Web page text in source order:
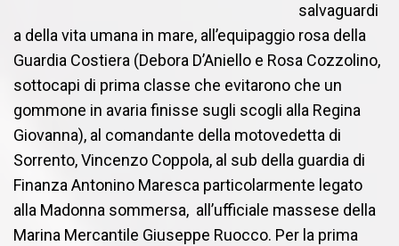
salvaguardi
a della vita umana in mare, all’equipaggio rosa della
Guardia Costiera (Debora D’Aniello e Rosa Cozzolino,
sottocapi di prima classe che evitarono che un
gommone in avaria finisse sugli scogli alla Regina
Giovanna), al comandante della motovedetta di
Sorrento, Vincenzo Coppola, al sub della guardia di
Finanza Antonino Maresca particolarmente legato
alla Madonna sommersa, all’ufficiale massese della
Marina Mercantile Giuseppe Ruocco. Per la prima